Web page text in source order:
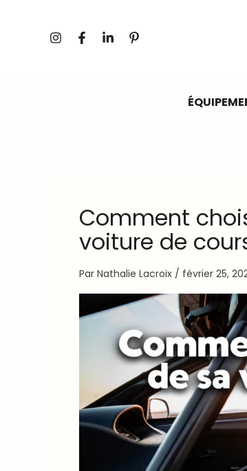
Comment
voiture de
Par Nathalie Lacroix / février 25,